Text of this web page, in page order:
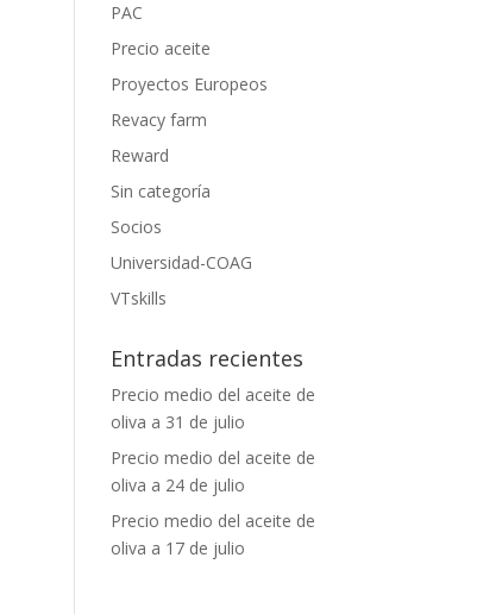
PAC
Precio aceite
Proyectos Europeos
Revacy farm
Reward
Sin categoría
Socios
Universidad-COAG
VTskills
Entradas recientes
Precio medio del aceite de
oliva a 31 de julio
Precio medio del aceite de
oliva a 24 de julio
Precio medio del aceite de
oliva a 17 de julio